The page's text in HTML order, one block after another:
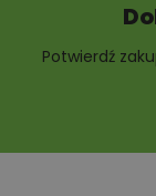
Potwierdź